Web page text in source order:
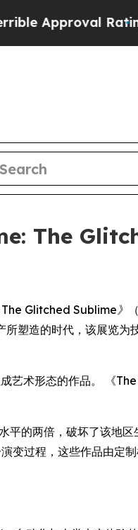
Approval Rating
The
Glitched Sublime》
塑造的时代，该展览为
艺术形态的作品。 《
平的两倍，破坏了该地
变过程，这些作品由定